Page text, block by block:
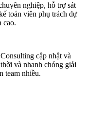
nghiệp, hỗ trợ sát
toán viên phụ trách dự
cao.
cập nhật và
và nhanh chóng giải
team nhiều.